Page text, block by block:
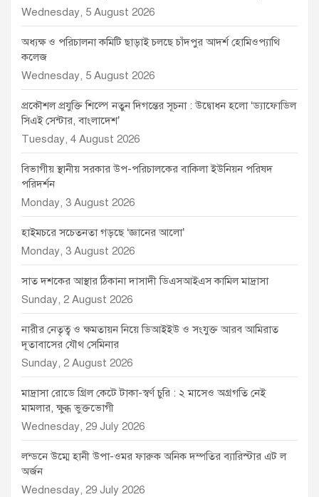
Wednesday, 5 August 2026
অধ্যক্ষ ও পরিচালনা কমিটি ছাড়াই চলছে চাঁদপুর আদর্শ হোমিওপ্যাথি
কলেজ
Wednesday, 5 August 2026
প্রকৌশল প্রযুক্তি শিল্পে নতুন দিগন্তের সূচনা : উদ্বোধন হলো ‘ড্যাফোডিল
সিএই সেন্টার, বাংলাদেশ’
Tuesday, 4 August 2026
বিভাগীয় স্থানীয় সরকার উপ-পরিচালকের বাকিলা ইউনিয়ন পরিষদ
পরিদর্শন
Monday, 3 August 2026
হাইমচরে সচেতনতা গড়ছে ‘জ্ঞানের আলো’
Monday, 3 August 2026
সাত দশকের আস্থার ঠিকানা দাসাদী ডিএসআইএস কামিল মাদ্রাসা
Sunday, 2 August 2026
নারীর নেতৃত্ব ও ক্ষমতায়ন নিয়ে ডিআইইউ ও সংযুক্ত আরব আমিরাত
দূতাবাসের যৌথ সেমিনার
Sunday, 2 August 2026
মাদ্রাসা রোডে গ্রিল কেটে টাকা-স্বর্ণ চুরি : ২ মাসেও অগ্রগতি নেই
মামলার, ক্ষুব্ধ ভুক্তভোগী
Wednesday, 29 July 2026
লন্ডনে উম্মে হানী উপা-ওমর ফারুক অনিক দম্পতির ব্যারিস্টার এট ল
অর্জন
Wednesday, 29 July 2026